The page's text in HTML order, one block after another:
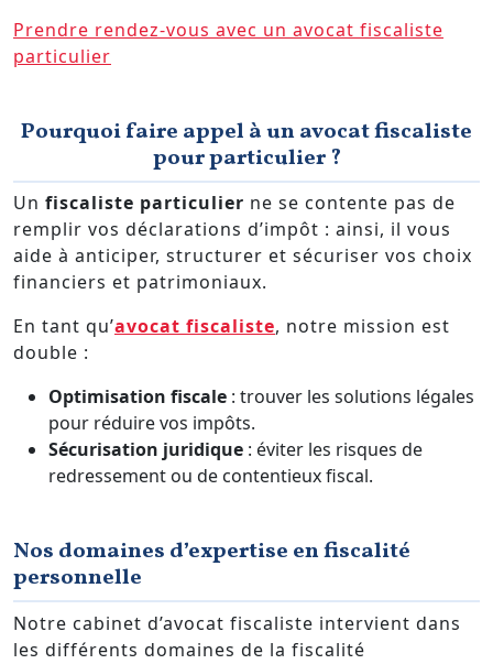
Prendre rendez-vous avec un avocat fiscaliste
particulier
Pourquoi faire appel à un avocat fiscaliste
pour particulier ?
Un fiscaliste particulier ne se contente pas de
remplir vos déclarations d’impôt : ainsi, il vous
aide à anticiper, structurer et sécuriser vos choix
financiers et patrimoniaux.
En tant qu’avocat fiscaliste, notre mission est
double :
Optimisation fiscale : trouver les solutions légales
pour réduire vos impôts.
Sécurisation juridique : éviter les risques de
redressement ou de contentieux fiscal.
Nos domaines d’expertise en fiscalité
personnelle
Notre cabinet d’avocat fiscaliste intervient dans
les différents domaines de la fiscalité